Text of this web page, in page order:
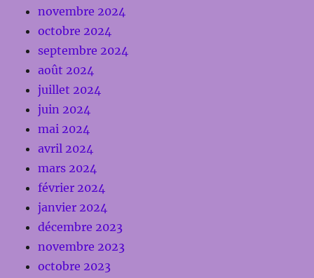
novembre 2024
octobre 2024
septembre 2024
août 2024
juillet 2024
juin 2024
mai 2024
avril 2024
mars 2024
février 2024
janvier 2024
décembre 2023
novembre 2023
octobre 2023